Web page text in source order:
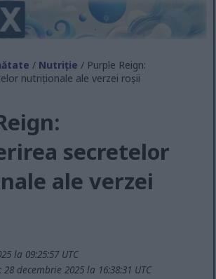
/ Nutriție / Purple Reign:
nutriționale ale verzei roșii
secretelor
ale verzei
la 09:25:57 UTC
decembrie 2025 la 16:38:31 UTC